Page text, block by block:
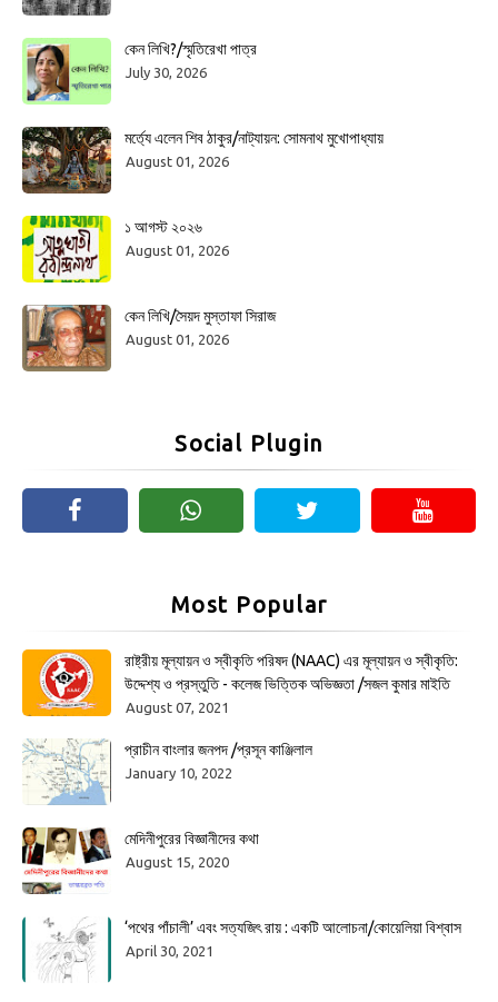
কেন লিখি?/স্মৃতিরেখা পাত্র
July 30, 2026
মর্ত্যে এলেন শিব ঠাকুর/নাট্যায়ন: সোমনাথ মুখোপাধ্যায়
August 01, 2026
১ আগস্ট ২০২৬
August 01, 2026
কেন লিখি/সৈয়দ মুস্তাফা সিরাজ
August 01, 2026
Social Plugin
Most Popular
রাষ্ট্রীয় মূল্যায়ন ও স্বীকৃতি পরিষদ (NAAC) এর মূল্যায়ন ও স্বীকৃতি:
উদ্দেশ্য ও প্রস্তুতি - কলেজ ভিত্তিক অভিজ্ঞতা /সজল কুমার মাইতি
August 07, 2021
প্রাচীন বাংলার জনপদ /প্রসূন কাঞ্জিলাল
January 10, 2022
মেদিনীপুরের বিজ্ঞানীদের কথা
August 15, 2020
‘পথের পাঁচালী’ এবং সত্যজিৎ রায় : একটি আলোচনা/কোয়েলিয়া বিশ্বাস
April 30, 2021